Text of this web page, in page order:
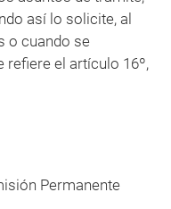
así lo solicite, al
o cuando se
refiere el artículo 16º,
Permanente